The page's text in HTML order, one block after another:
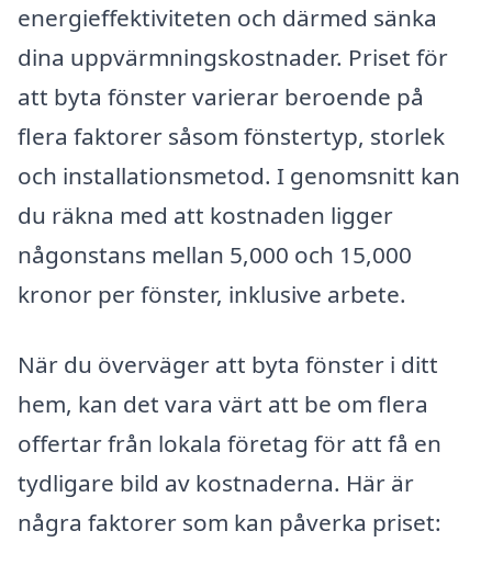
energieffektiviteten och därmed sänka
dina uppvärmningskostnader. Priset för
att byta fönster varierar beroende på
flera faktorer såsom fönstertyp, storlek
och installationsmetod. I genomsnitt kan
du räkna med att kostnaden ligger
någonstans mellan 5,000 och 15,000
kronor per fönster, inklusive arbete.
När du överväger att byta fönster i ditt
hem, kan det vara värt att be om flera
offertar från lokala företag för att få en
tydligare bild av kostnaderna. Här är
några faktorer som kan påverka priset: